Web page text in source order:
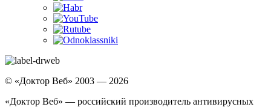
© «Доктор Веб» 2003 — 2026
«Доктор Веб» — российский производитель антивирусных